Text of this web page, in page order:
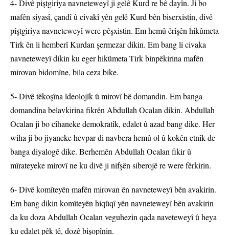
4- Divê piştgiriya navneteweyî ji gelê Kurd re bê dayîn. Ji bo
mafên siyasî, çandî û civakî yên gelê Kurd bên biserxistin, divê
piştgiriya navneteweyî were pêşxistin. Em hemû êrîşên hikûmeta
Tirk ên li hemberî Kurdan şermezar dikin. Em bang li civaka
navneteweyî dikin ku eger hikûmeta Tirk binpêkirina mafên
mirovan bidomîne, bila ceza bike.
5- Divê têkoşîna îdeolojîk û mirovî bê domandin. Em banga
domandina belavkirina fikrên Abdullah Ocalan dikin. Abdullah
Ocalan ji bo cîhaneke demokratîk, edalet û azad bang dike. Her
wiha ji bo jiyaneke hevpar di navbera hemû ol û kokên etnîk de
banga diyalogê dike. Berhemên Abdullah Ocalan fikir û
mîrateyeke mirovî ne ku divê ji nifşên siberojê re were fêrkirin.
6- Divê komîteyên mafên mirovan ên navneteweyî bên avakirin.
Em bang dikin komîteyên hiqûqî yên navneteweyî bên avakirin
da ku doza Abdullah Ocalan veguhezin qada naveteweyî û heya
ku edalet pêk tê, dozê bişopînin.